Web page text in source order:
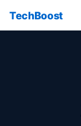
TechBoost